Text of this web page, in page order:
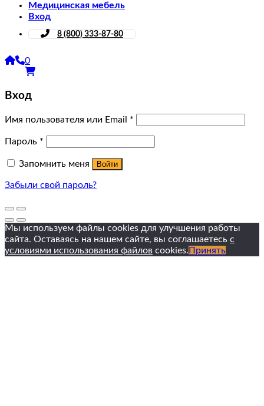
Медицинская мебель
Вход
8 (800) 333-87-80
0
Вход
Имя пользователя или Email *
Пароль *
Запомнить меня Войти
Забыли свой пароль?
Мы используем файлы cookies для улучшения работы
сайта. Оставаясь на нашем сайте, вы соглашаетесь с
условиями использования файлов cookies. Принять